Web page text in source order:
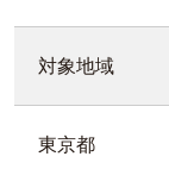
対象地域
東京都